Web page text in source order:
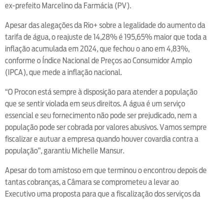
ex-prefeito Marcelino da Farmácia (PV).
Apesar das alegações da Rio+ sobre a legalidade do aumento da
tarifa de água, o reajuste de 14,28% é 195,65% maior que toda a
inflação acumulada em 2024, que fechou o ano em 4,83%,
conforme o Índice Nacional de Preços ao Consumidor Amplo
(IPCA), que mede a inflação nacional.
“O Procon está sempre à disposição para atender a população
que se sentir violada em seus direitos. A água é um serviço
essencial e seu fornecimento não pode ser prejudicado, nem a
população pode ser cobrada por valores abusivos. Vamos sempre
fiscalizar e autuar a empresa quando houver covardia contra a
população”, garantiu Michelle Mansur.
Apesar do tom amistoso em que terminou o encontrou depois de
tantas cobranças, a Câmara se comprometeu a levar ao
Executivo uma proposta para que a fiscalização dos serviços da